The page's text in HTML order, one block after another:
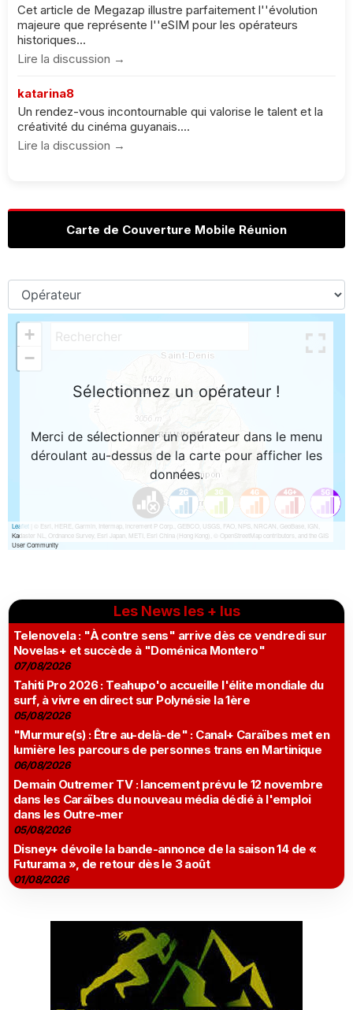
Cet article de Megazap illustre parfaitement l''évolution
majeure que représente l''eSIM pour les opérateurs
historiques...
Lire la discussion →
katarina8
Un rendez-vous incontournable qui valorise le talent et la
créativité du cinéma guyanais....
Lire la discussion →
Carte de Couverture Mobile Réunion
Les News les + lus
Telenovela : "À contre sens" arrive dès ce vendredi sur
Novelas+ et succède à "Doménica Montero"
07/08/2026
Tahiti Pro 2026 : Teahupo'o accueille l'élite mondiale du
surf, à vivre en direct sur Polynésie la 1ère
05/08/2026
"Murmure(s) : Être au-delà-de" : Canal+ Caraïbes met en
lumière les parcours de personnes trans en Martinique
06/08/2026
Demain Outremer TV : lancement prévu le 12 novembre
dans les Caraïbes du nouveau média dédié à l'emploi
dans les Outre-mer
05/08/2026
Disney+ dévoile la bande-annonce de la saison 14 de «
Futurama », de retour dès le 3 août
01/08/2026